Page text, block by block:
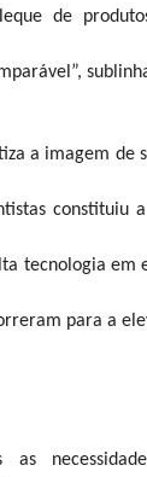
de
a imagem de
constituiu
tecnologia em
para a